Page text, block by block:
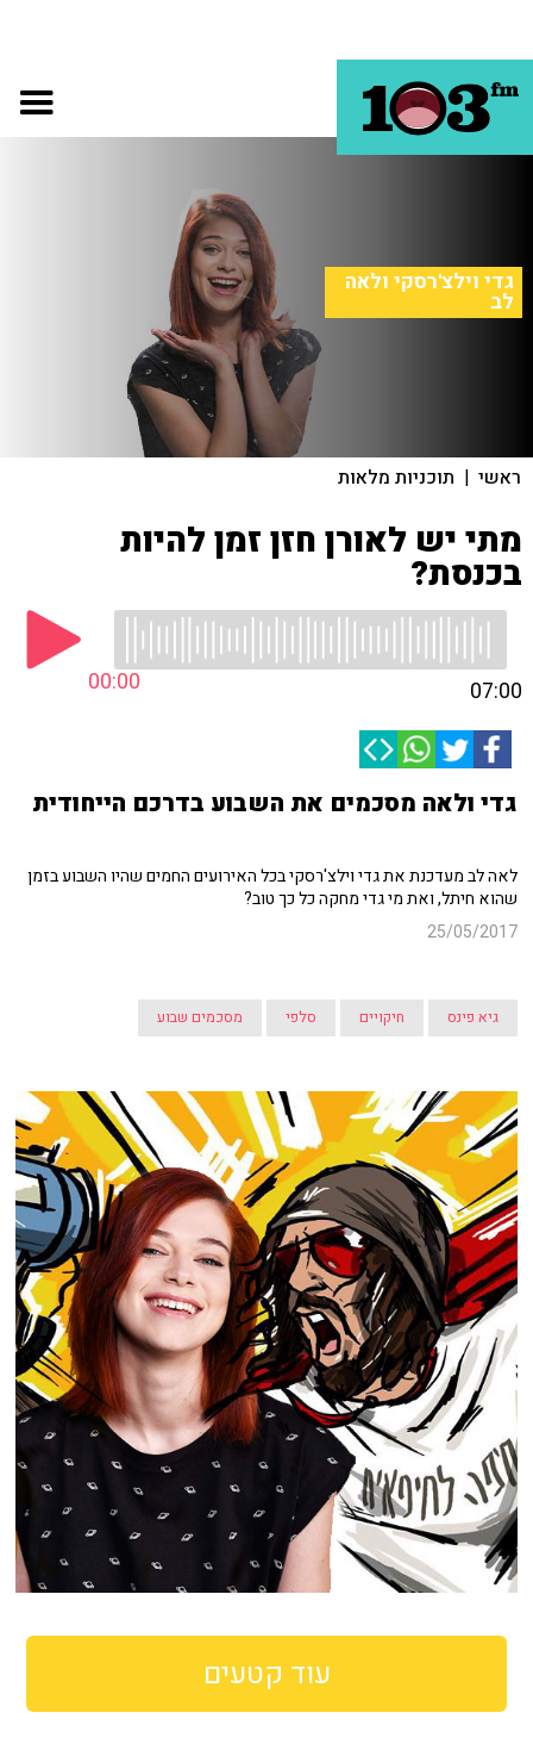
גדי וילצ'רסקי ולאה
לב
ראשי | תוכניות מלאות
מתי יש לאורן חזן זמן להיות
בכנסת?
00:00 07:00
גדי ולאה מסכמים את השבוע בדרכם הייחודית
לאה לב מעדכנת את גדי וילצ'רסקי בכל האירועים החמים שהיו השבוע בזמן
שהוא חיתל, ואת מי גדי מחקה כל כך טוב?
25/05/2017
גיא פינס חיקויים סלפי מסכמים שבוע
עוד קטעים